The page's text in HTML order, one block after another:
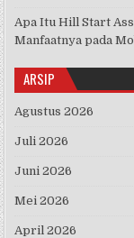
Apa Itu Hill Start
Manfaatnya pada
ARSIP
Agustus 2026
Juli 2026
Juni 2026
Mei 2026
April 2026